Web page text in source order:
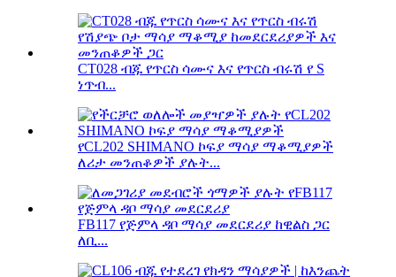
CT028 ብጁ የጥርስ ሳሙና እና የጥርስ ብሩሽ የ S
ነጥብ...
የCL202 SHIMANO ኮፍያ ማሳያ ማቆሚያዎች
ለሪታ መንጠቆዎች ያሉት...
FB117 የጅምላ ዳቦ ማሳያ መደርደሪያ ከዊልስ ጋር
ለቢ...